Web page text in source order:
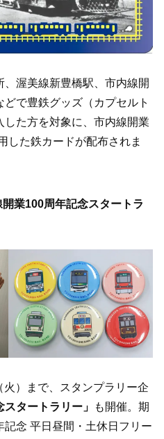
渥美線新豊橋駅、市内線開
で豊鉄グッズ（カプセルト
た方を対象に、市内線開業
した鉄カードが配布されま
業100周年記念スタートラ
）まで、スタンプラリー企
スタートラリー」
も開催。期
念 平日昼間・土休日フリー